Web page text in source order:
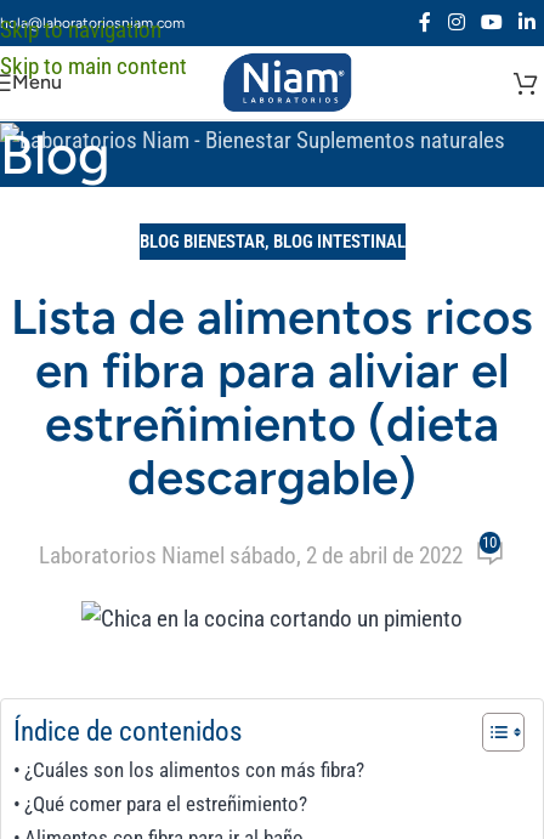
Skip to navigation
Skip to main content
hola@laboratoriosniam.com
Menu
Blog
BLOG BIENESTAR, BLOG INTESTINAL
Lista de alimentos ricos
en fibra para aliviar el
estreñimiento (dieta
descargable)
Laboratorios Niamel sábado, 2 de abril de 2022 10
Índice de contenidos
¿Cuáles son los alimentos con más fibra?
¿Qué comer para el estreñimiento?